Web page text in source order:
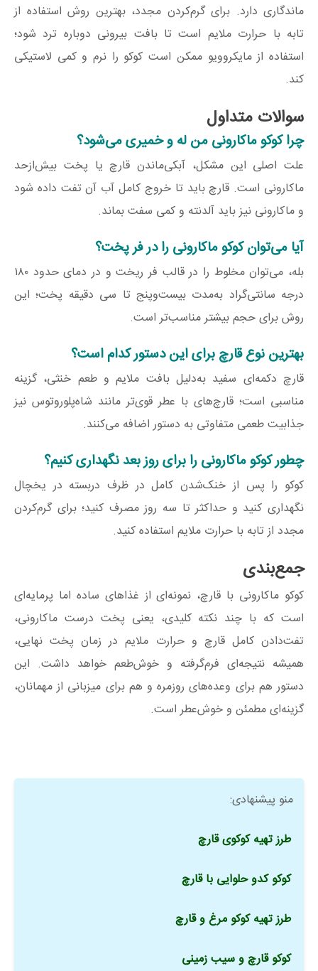
ماندگاری دارد. برای گرم‌کردن مجدد، بهترین روش استفاده از
تابه با حرارت ملایم است تا بافت بیرونی دوباره ترد شود؛
استفاده از مایکروویو ممکن است کوکو را نرم و کمی لاستیکی
کند.
سوالات متداول
چرا کوکو ماکارونی من له و خمیری می‌شود؟
علت اصلی این مشکل، آبکی‌ماندن قارچ یا پخت بیش‌ازحد
ماکارونی است. قارچ باید تا خروج کامل آب آن تفت داده شود
و ماکارونی نیز باید آلدنته و کمی سفت بماند.
آیا می‌توان کوکو ماکارونی را در فر پخت؟
بله، می‌توان مخلوط را در قالب فر ریخت و در دمای حدود ۱۸۰
درجه سانتی‌گراد به‌مدت بیست‌وپنج تا سی دقیقه پخت؛ این
روش برای حجم بیشتر مناسب‌تر است.
بهترین نوع قارچ برای این دستور کدام است؟
قارچ دکمه‌ای سفید به‌دلیل بافت ملایم و طعم خنثی، گزینه
مناسبی است؛ قارچ‌های با عطر قوی‌تر مانند شاه‌پلوروتوس نیز
جذابیت طعمی متفاوتی به دستور اضافه می‌کنند.
چطور کوکو ماکارونی را برای روز بعد نگهداری کنیم؟
کوکو را پس از خنک‌شدن کامل در ظرف دربسته در یخچال
نگهداری کنید و حداکثر تا سه روز مصرف کنید؛ برای گرم‌کردن
مجدد از تابه با حرارت ملایم استفاده کنید.
جمع‌بندی
کوکو ماکارونی با قارچ، نمونه‌ای از غذاهای ساده اما پرمایه‌ای
است که با چند نکته کلیدی، یعنی پخت درست ماکارونی،
تفت‌دادن کامل قارچ و حرارت ملایم در زمان پخت نهایی،
همیشه نتیجه‌ای فرم‌گرفته و خوش‌طعم خواهد داشت. این
دستور هم برای وعده‌های روزمره و هم برای میزبانی از مهمانان،
گزینه‌ای مطمئن و خوش‌عطر است.
منو پیشنهادی:
طرز تهیه کوکوی قارچ
کوکو کدو حلوایی با قارچ
طرز تهیه کوکو مرغ و قارچ
کوکو قارچ و سیب زمینی